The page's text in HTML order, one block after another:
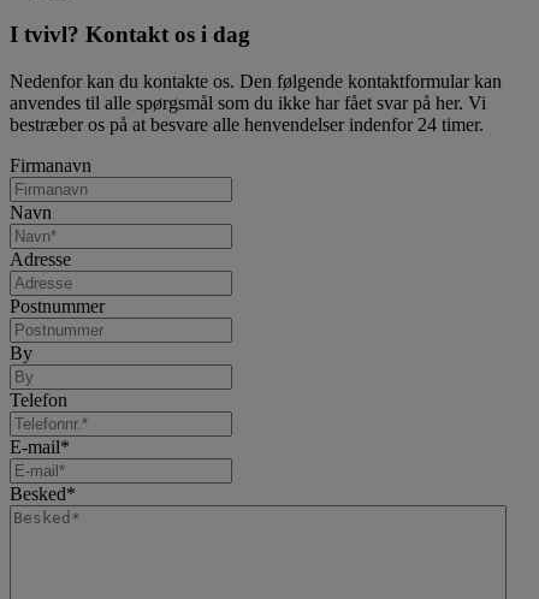
I tvivl? Kontakt os i dag
Nedenfor kan du kontakte os. Den følgende kontaktformular kan
anvendes til alle spørgsmål som du ikke har fået svar på her. Vi
bestræber os på at besvare alle henvendelser indenfor 24 timer.
Firmanavn
Navn
Adresse
Postnummer
By
Telefon
E-mail*
Besked*